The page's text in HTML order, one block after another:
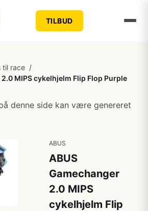
TILBUD
til race /
MIPS cykelhjelm Flip Flop Purple
denne side kan være genereret
ABUS
ABUS
Gamechanger
2.0 MIPS
cykelhjelm Flip